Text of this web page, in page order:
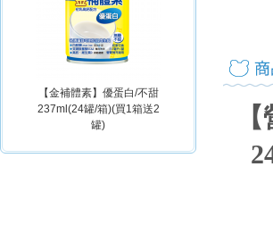
【金補體素】優蛋白/不甜
237ml(24罐/箱)(買1箱送2
罐)